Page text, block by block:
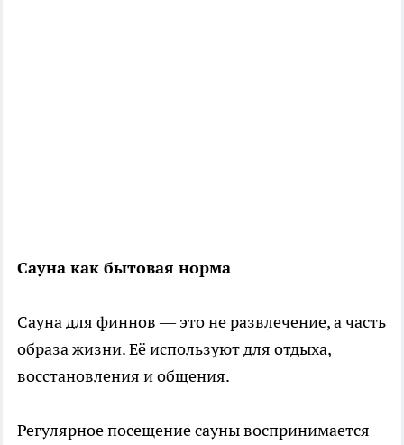
Сауна как бытовая норма
Сауна для финнов — это не развлечение, а часть
образа жизни. Её используют для отдыха,
восстановления и общения.
Регулярное посещение сауны воспринимается